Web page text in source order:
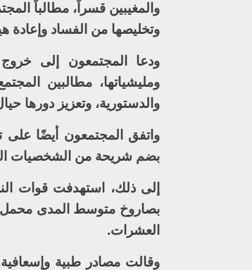
والمغيبين قسراً، مطالباً
وتخليصها من الفساد وإعادة
ودعا المجتمعون إلى خروج
ومليشياتها، مطالبين
والدستورية، وتعزيز دورها
واتفق المجتمعون أيضًا على
بضم شريحة من الشخصيات
إلى ذلك، استهدفت قوات
بصاروخ متوسط المدى محمل
العشرات.
وقالت مصادر طبية